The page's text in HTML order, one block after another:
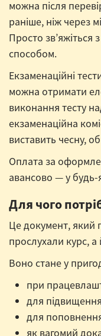
можна після
раніше, ніж через
Просто
способом.
Екзаменаційні
можна отримати
виконання тесту
екзаменаційна
виставить чесну,
Оплата за
авансово — у будь-
Для чого
Це документ, який
прослухали курс,
Воно стане у
при
для підвищення
для
як вагомий